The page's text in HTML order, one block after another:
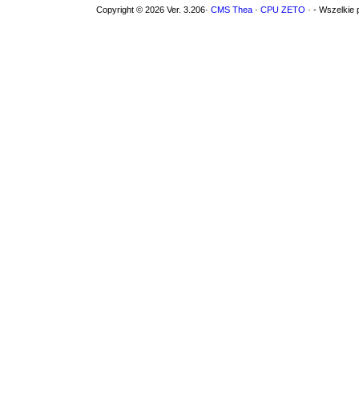
Copyright © 2026 Ver. 3.206· CMS Thea · CPU ZETO · - Wszelkie